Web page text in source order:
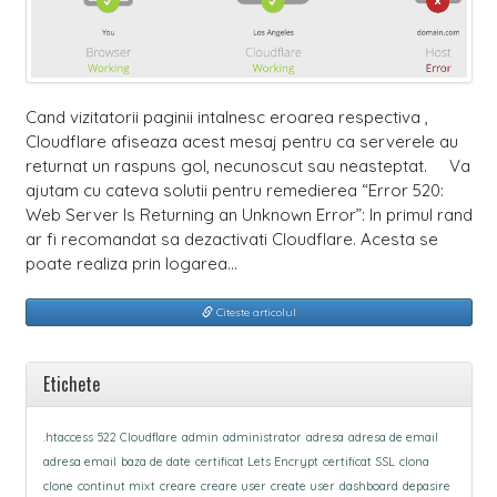
Cand vizitatorii paginii intalnesc eroarea respectiva ,
Cloudflare afiseaza acest mesaj pentru ca serverele au
returnat un raspuns gol, necunoscut sau neasteptat. Va
ajutam cu cateva solutii pentru remedierea “Error 520:
Web Server Is Returning an Unknown Error”: In primul rand
ar fi recomandat sa dezactivati Cloudflare. Acesta se
poate realiza prin logarea…
Citeste articolul
Etichete
.htaccess 522 Cloudflare admin administrator adresa adresa de email
adresa email baza de date certificat Lets Encrypt certificat SSL clona
clone continut mixt creare creare user create user dashboard depasire